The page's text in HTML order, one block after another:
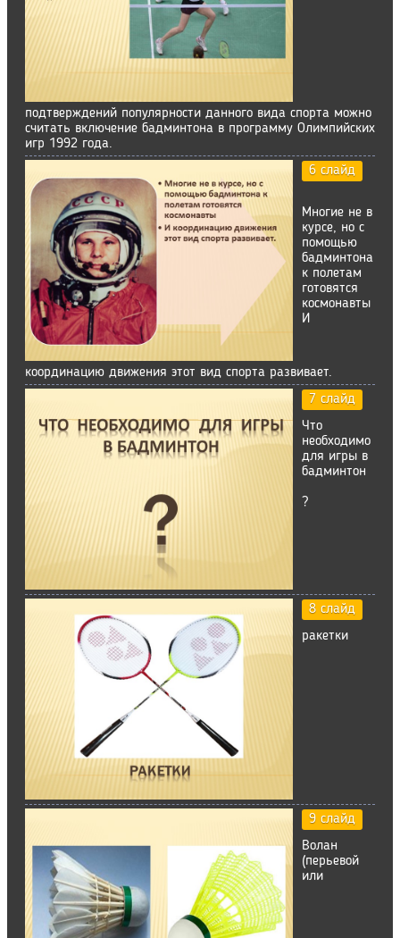
подтверждений популярности данного вида спорта можно
считать включение бадминтона в программу Олимпийских
игр 1992 года.
6 слайд
Многие не в
курсе, но с
помощью
бадминтона
к полетам
готовятся
космонавты
И
координацию движения этот вид спорта развивает.
7 слайд
Что
необходимо
для игры в
бадминтон
?
8 слайд
ракетки
9 слайд
Волан
(перьевой
или